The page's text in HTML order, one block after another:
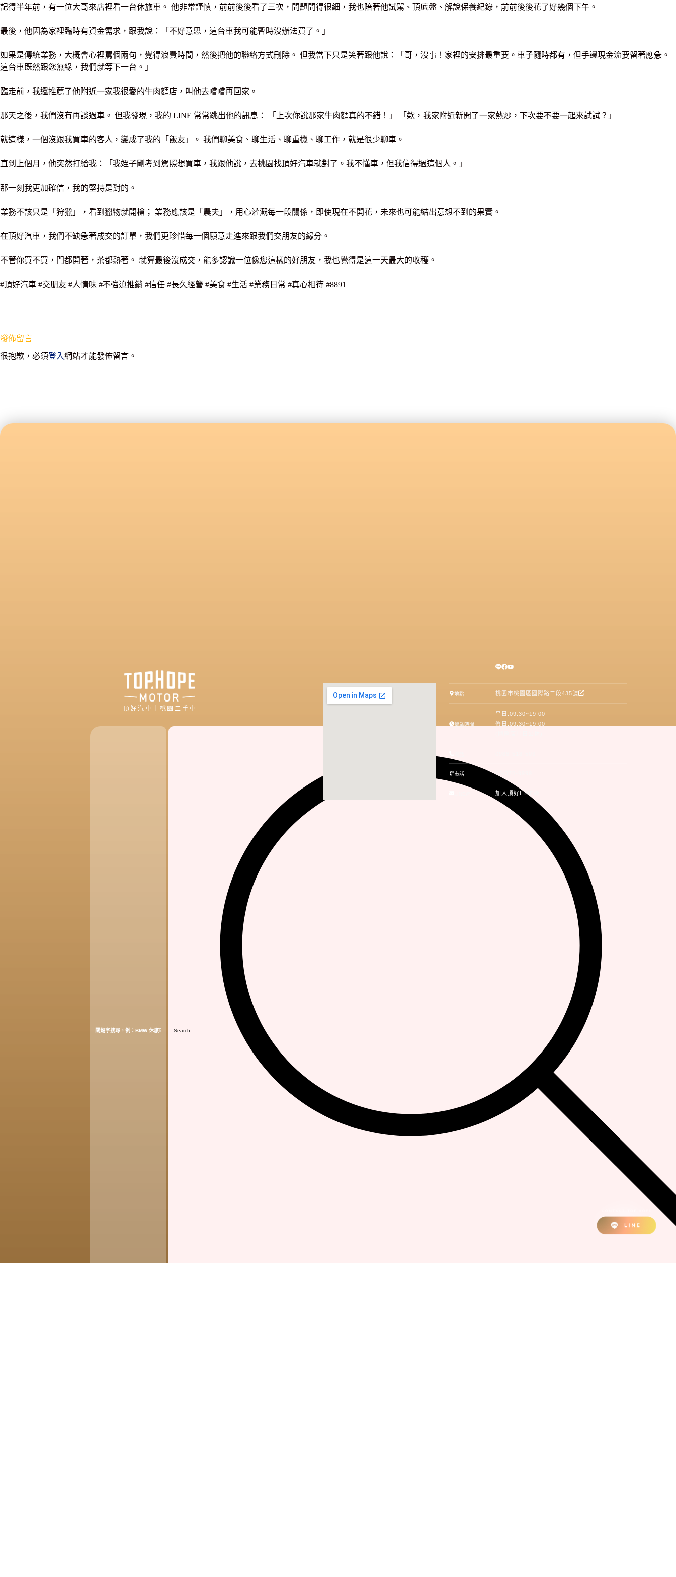
記得半年前，有一位大哥來店裡看一台休旅車。 他非常謹慎，前前後後看了三次，問題問得很細，我也陪著他試駕、頂底盤、解說保養紀錄，前前後後花了好幾個下午。
最後，他因為家裡臨時有資金需求，跟我說：「不好意思，這台車我可能暫時沒辦法買了。」
如果是傳統業務，大概會心裡罵個兩句，覺得浪費時間，然後把他的聯絡方式刪除。 但我當下只是笑著跟他說：「哥，沒事！家裡的安排最重要。車子隨時都有，但手邊現金流要留著應急。
這台車既然跟您無緣，我們就等下一台。」
臨走前，我還推薦了他附近一家我很愛的牛肉麵店，叫他去嚐嚐再回家。
那天之後，我們沒有再談過車。 但我發現，我的 LINE 常常跳出他的訊息： 「上次你說那家牛肉麵真的不錯！」 「欸，我家附近新開了一家熱炒，下次要不要一起來試試？」
就這樣，一個沒跟我買車的客人，變成了我的「飯友」。 我們聊美食、聊生活、聊重機、聊工作，就是很少聊車。
直到上個月，他突然打給我：「我姪子剛考到駕照想買車，我跟他說，去桃園找頂好汽車就對了。我不懂車，但我信得過這個人。」
那一刻我更加確信，我的堅持是對的。
業務不該只是「狩獵」，看到獵物就開槍； 業務應該是「農夫」，用心灌溉每一段關係，即使現在不開花，未來也可能結出意想不到的果實。
在頂好汽車，我們不缺急著成交的訂單，我們更珍惜每一個願意走進來跟我們交朋友的緣分。
不管你買不買，門都開著，茶都熱著。 就算最後沒成交，能多認識一位像您這樣的好朋友，我也覺得是這一天最大的收穫。
#頂好汽車 #交朋友 #人情味 #不強迫推銷 #信任 #長久經營 #美食 #生活 #業務日常 #真心相待 #8891
發佈留言
很抱歉，必須登入網站才能發佈留言。
頂好汽車｜桃園二手車
Search
地點 桃園市桃園區國際路二段435號
營業時間
平日:09:30~19:00
假日:09:30~19:00
市話 03-370-9999
加入頂好LINE@